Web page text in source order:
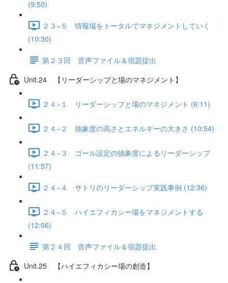
(9:50)
２３−５ 情報場をトータルでマネジメントしていく
(10:30)
第２３回 音声ファイル＆宿題提出
Unit.24 【リーダーシップと場のマネジメント】
２４−１ リーダーシップと場のマネジメント (6:11)
２４−２ 抽象度の高さとエネルギーの大きさ (10:54)
２４−３ ゴール設定の抽象度によるリーダーシップ
(11:57)
２４−４ サトリのリーダーシップ実践事例 (12:36)
２４−５ ハイエフィカシー場をマネジメントする
(12:06)
第２４回 音声ファイル＆宿題提出
Unit.25 【ハイエフィカシー場の創造】